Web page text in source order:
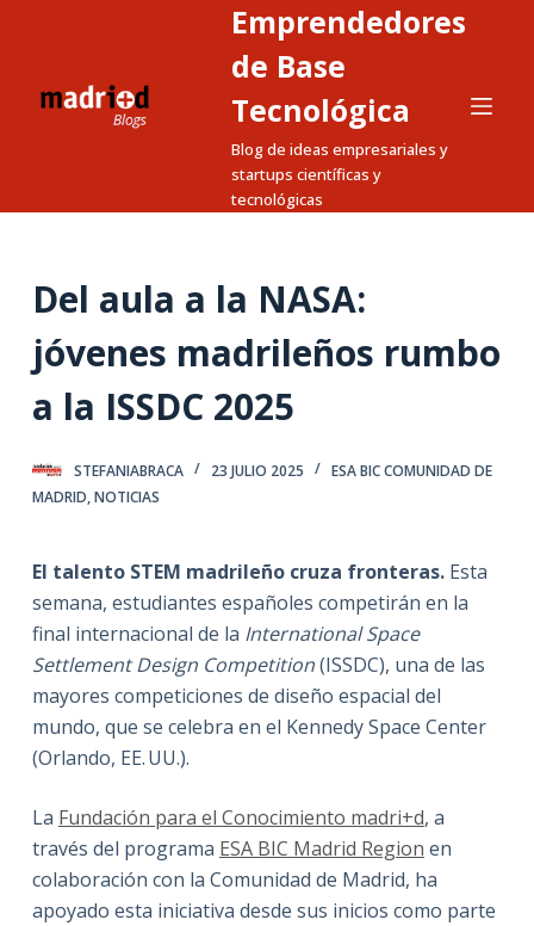
a
t
d
Emprendedores
de Base
Tecnológica
Blog de ideas empresariales y
startups científicas y
tecnológicas
Del aula a la NASA:
jóvenes madrileños rumbo
a la ISSDC 2025
STEFANIABRACA 23 JULIO 2025
ESA BIC COMUNIDAD DE
MADRID,NOTICIAS
El talento STEM madrileño cruza fronteras.Esta
semana, estudiantes españoles competirán en la
final internacional de la International Space
Settlement Design Competition(ISSDC), una de las
mayores competiciones de diseño espacial del
mundo, que se celebra en el Kennedy Space Center
(Orlando, EE. UU.).
La Fundación para el Conocimiento madri+d, a
través del programa ESA BIC Madrid Region en
colaboración con la Comunidad de Madrid, ha
apoyado esta iniciativa desde sus inicios como parte